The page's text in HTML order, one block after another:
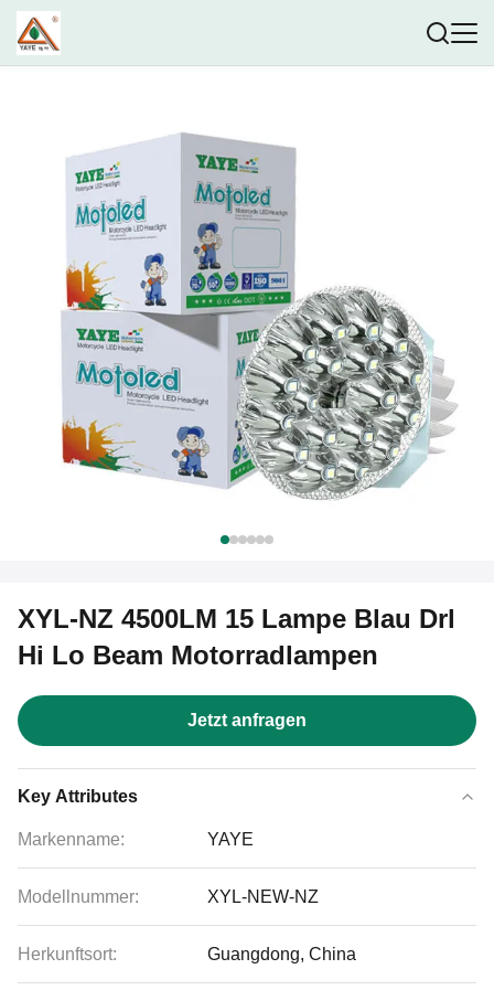
XYL-NZ 4500LM 15 Lampe Blau Drl
Hi Lo Beam Motorradlampen
Jetzt anfragen
Key Attributes
Markenname: YAYE
Modellnummer: XYL-NEW-NZ
Herkunftsort: Guangdong, China